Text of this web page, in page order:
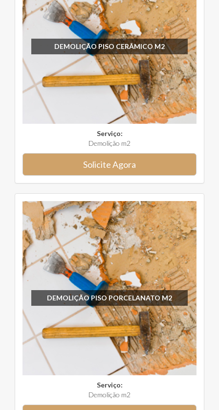
DEMOLIÇÃO PISO CERÂMICO M2
Serviço:
Demolição m2
Solicite Agora
DEMOLIÇÃO PISO PORCELANATO M2
Serviço:
Demolição m2